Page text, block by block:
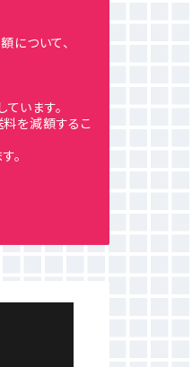
について、
います。
料を減額するこ
。